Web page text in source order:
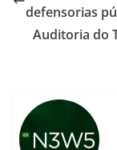
defensorias
Auditoria do